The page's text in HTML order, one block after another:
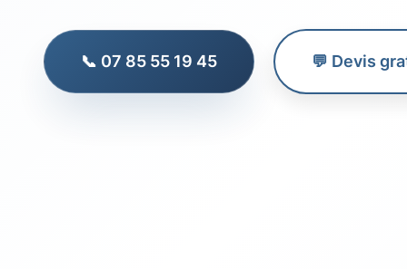
📞 07 85 55 19 45 💬 Devis